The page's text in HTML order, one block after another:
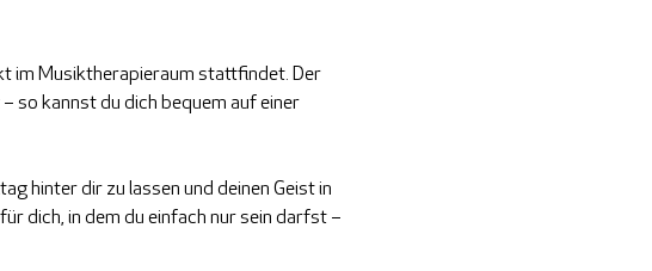
im Musiktherapieraum stattfindet. Der
so kannst du dich bequem auf einer
hinter dir zu lassen und deinen Geist in
dich, in dem du einfach nur sein darfst –